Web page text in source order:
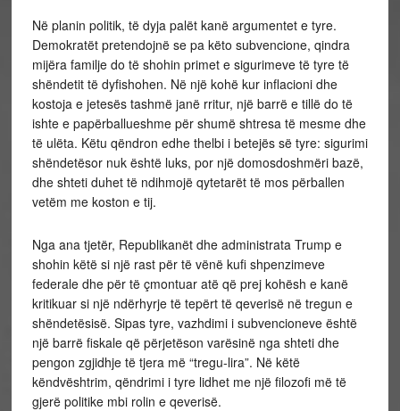
Në planin politik, të dyja palët kanë argumentet e tyre.
Demokratët pretendojnë se pa këto subvencione, qindra
mijëra familje do të shohin primet e sigurimeve të tyre të
shëndetit të dyfishohen. Në një kohë kur inflacioni dhe
kostoja e jetesës tashmë janë rritur, një barrë e tillë do të
ishte e papërballueshme për shumë shtresa të mesme dhe
të ulëta. Këtu qëndron edhe thelbi i betejës së tyre: sigurimi
shëndetësor nuk është luks, por një domosdoshmëri bazë,
dhe shteti duhet të ndihmojë qytetarët të mos përballen
vetëm me koston e tij.
Nga ana tjetër, Republikanët dhe administrata Trump e
shohin këtë si një rast për të vënë kufi shpenzimeve
federale dhe për të çmontuar atë që prej kohësh e kanë
kritikuar si një ndërhyrje të tepërt të qeverisë në tregun e
shëndetësisë. Sipas tyre, vazhdimi i subvencioneve është
një barrë fiskale që përjetëson varësinë nga shteti dhe
pengon zgjidhje të tjera më “tregu-lira”. Në këtë
këndvështrim, qëndrimi i tyre lidhet me një filozofi më të
gjerë politike mbi rolin e qeverisë.